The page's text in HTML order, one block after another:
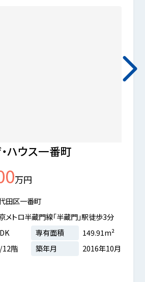
ハウス一番町
万円
田区一番町
メトロ半蔵門線「半蔵門」駅徒歩3分
専有面積
149.91m²
12階 築年月 2016年10月